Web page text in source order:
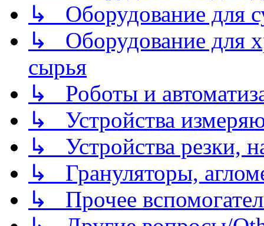
↳ Оборудование для
↳ Оборудование для
сырья
↳ Роботы и
↳ Устройства
↳ Устройства резки,
↳ Грануляторы,
↳ Прочее